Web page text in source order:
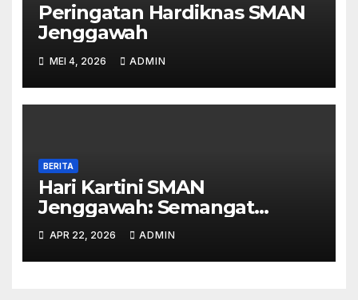
Peringatan Hardiknas SMAN
Jenggawah
MEI 4, 2026 ADMIN
BERITA
Hari Kartini SMAN
Jenggawah: Semangat
Emansipasi di Era Digital
APR 22, 2026 ADMIN